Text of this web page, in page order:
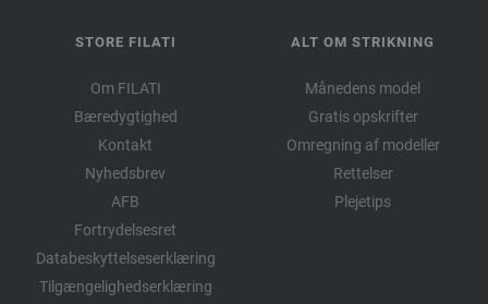
STORE FILATI
Om FILATI
Bæredygtighed
Kontakt
Nyhedsbrev
AFB
Fortrydelsesret
Databeskyttelseserklæring
Tilgængelighedserklæring
ALT OM STRIKNING
Månedens model
Gratis opskrifter
Omregning af modeller
Rettelser
Plejetips